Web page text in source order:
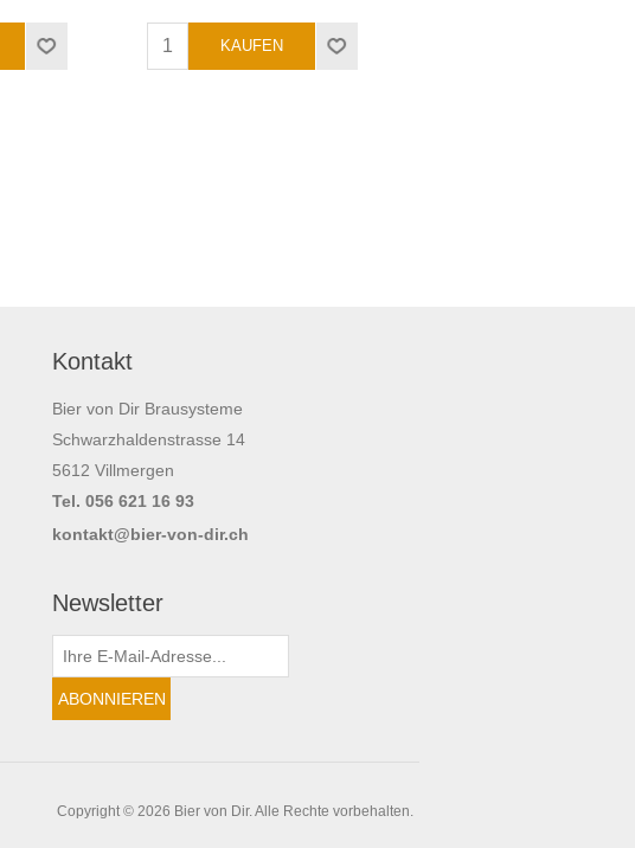
Kontakt
Bier von Dir Brausysteme
Schwarzhaldenstrasse 14
5612 Villmergen
Tel. 056 621 16 93
kontakt@bier-von-dir.ch
Newsletter
Copyright © 2026 Bier von Dir. Alle Rechte vorbehalten.